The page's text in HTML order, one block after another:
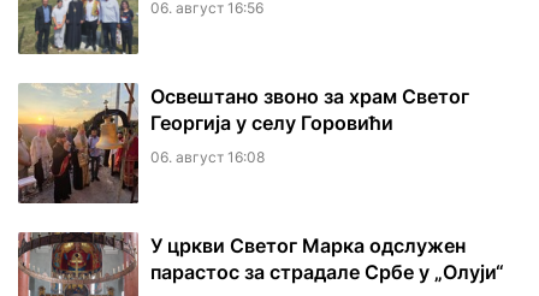
06. август 16:56
Освештано звоно за храм Светог
Георгија у селу Горовићи
06. август 16:08
У цркви Светог Марка одслужен
парастос за страдале Србе у „Олуји“